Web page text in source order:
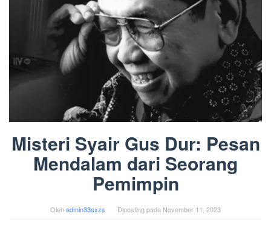
Misteri Syair Gus Dur: Pesan
Mendalam dari Seorang
Pemimpin
Olehadmin33sxzs Diposting pada November 11, 2023